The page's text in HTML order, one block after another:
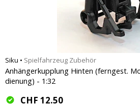
Siku • Spielfahrzeug Zubehör
Anhängerkupplung Hinten (ferngest.
dienung) - 1:32
CHF 12.50